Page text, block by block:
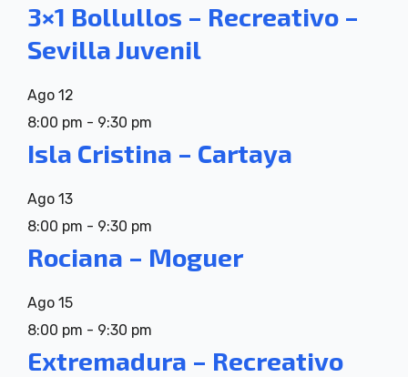
3×1 Bollullos – Recreativo –
Sevilla Juvenil
Ago 12
8:00 pm - 9:30 pm
Isla Cristina – Cartaya
Ago 13
8:00 pm - 9:30 pm
Rociana – Moguer
Ago 15
8:00 pm - 9:30 pm
Extremadura – Recreativo